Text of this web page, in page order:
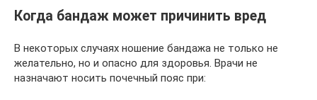
Когда бандаж может причинить вред
В некоторых случаях ношение бандажа не только не
желательно, но и опасно для здоровья. Врачи не
назначают носить почечный пояс при: